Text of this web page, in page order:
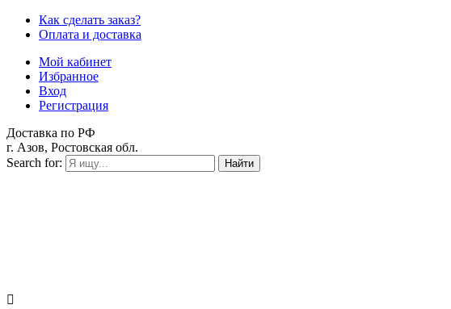
Как сделать заказ?
Оплата и доставка
Мой кабинет
Избранное
Вход
Регистрация
Доставка по РФ
г. Азов, Ростовская обл.
Search for:
Найти